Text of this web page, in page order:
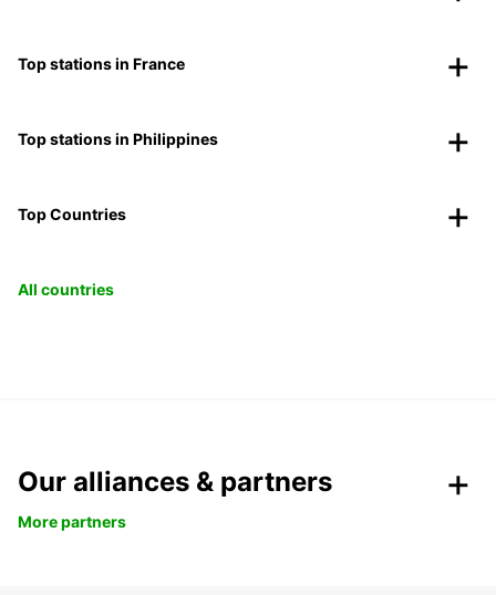
Top stations in France
Top stations in Philippines
Top Countries
All countries
Our alliances & partners
More partners